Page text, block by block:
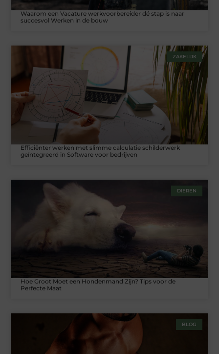
Waarom een Vacature werkvoorbereider dé stap is naar
succesvol Werken in de bouw
ZAKELIJK
Efficiënter werken met slimme calculatie schilderwerk
geïntegreerd in Software voor bedrijven
DIEREN
Hoe Groot Moet een Hondenmand Zijn? Tips voor de
Perfecte Maat
BLOG